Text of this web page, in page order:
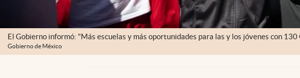
El Gobierno informó: "Más escuelas y más oportunidades para las y los jóvenes con
Gobierno de México